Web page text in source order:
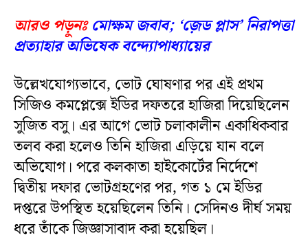
আরও পড়ুনঃ মোক্ষম জবাব; ‘জ়েড প্লাস’ নিরাপত্তা
প্রত্যাহার অভিষেক বন্দ্যোপাধ্যায়ের
উল্লেখযোগ্যভাবে, ভোট ঘোষণার পর এই প্রথম
সিজিও কমপ্লেক্সে ইডির দফতরে হাজিরা দিয়েছিলেন
সুজিত বসু। এর আগে ভোট চলাকালীন একাধিকবার
তলব করা হলেও তিনি হাজিরা এড়িয়ে যান বলে
অভিযোগ। পরে কলকাতা হাইকোর্টের নির্দেশে
দ্বিতীয় দফার ভোটগ্রহণের পর, গত ১ মে ইডির
দপ্তরে উপস্থিত হয়েছিলেন তিনি। সেদিনও দীর্ঘ সময়
ধরে তাঁকে জিজ্ঞাসাবাদ করা হয়েছিল।